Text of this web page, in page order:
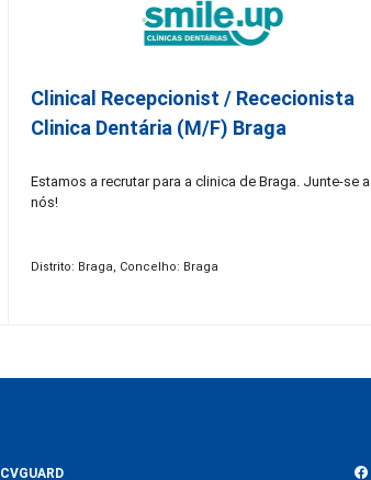
Clinical Recepcionist / Rececionista
Clinica Dentária (M/F) Braga
Estamos a recrutar para a clinica de Braga. Junte-se a
nós!
Distrito: Braga, Concelho: Braga
CVGUARD